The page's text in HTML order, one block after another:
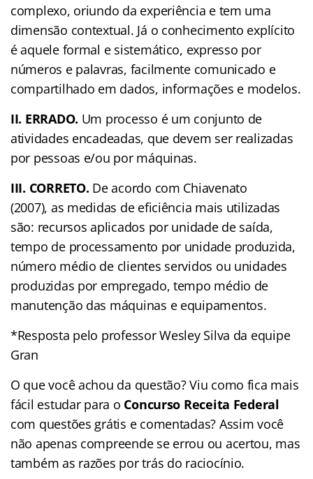
complexo, oriundo da experiência e tem uma
dimensão contextual. Já o conhecimento explícito
é aquele formal e sistemático, expresso por
números e palavras, facilmente comunicado e
compartilhado em dados, informações e modelos.
II. ERRADO. Um processo é um conjunto de
atividades encadeadas, que devem ser realizadas
por pessoas e/ou por máquinas.
III. CORRETO. De acordo com Chiavenato
(2007), as medidas de eficiência mais utilizadas
são: recursos aplicados por unidade de saída,
tempo de processamento por unidade produzida,
número médio de clientes servidos ou unidades
produzidas por empregado, tempo médio de
manutenção das máquinas e equipamentos.
*Resposta pelo professor Wesley Silva da equipe
Gran
O que você achou da questão? Viu como fica mais
fácil estudar para o Concurso Receita Federal
com questões grátis e comentadas? Assim você
não apenas compreende se errou ou acertou, mas
também as razões por trás do raciocínio.